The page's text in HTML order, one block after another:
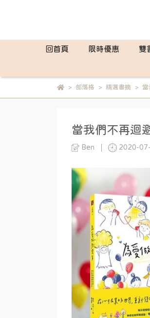
回首頁 限時優惠 雙
部落格 精選書摘
當我們不再迴
Ben 2020-